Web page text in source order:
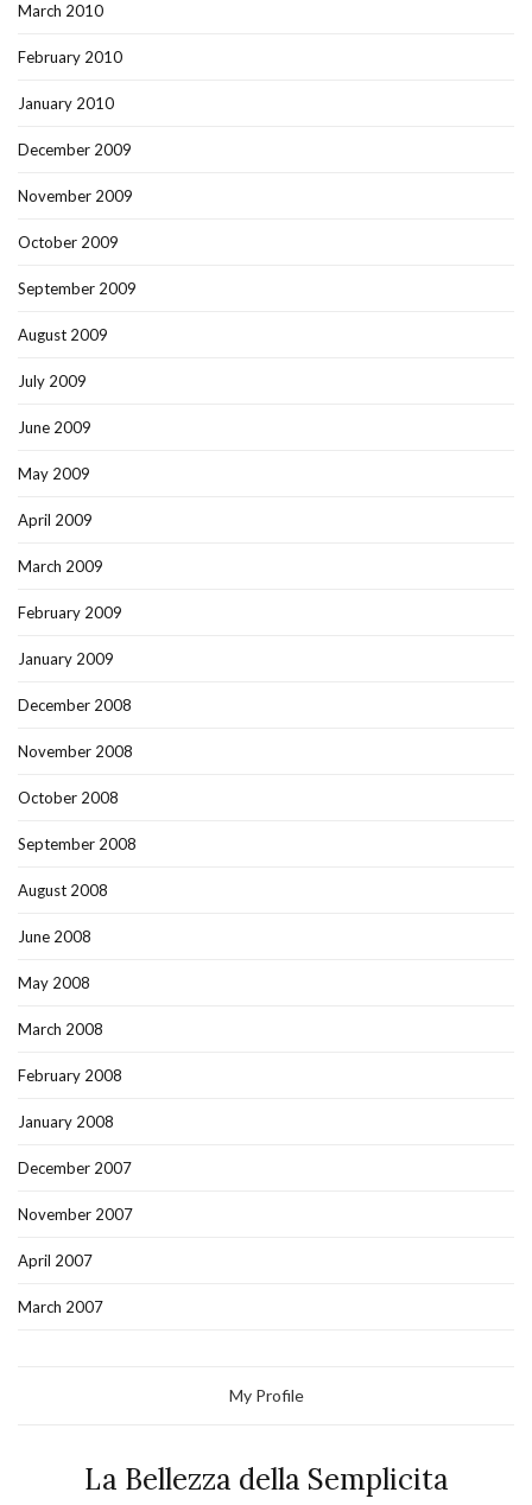
March 2010
February 2010
January 2010
December 2009
November 2009
October 2009
September 2009
August 2009
July 2009
June 2009
May 2009
April 2009
March 2009
February 2009
January 2009
December 2008
November 2008
October 2008
September 2008
August 2008
June 2008
May 2008
March 2008
February 2008
January 2008
December 2007
November 2007
April 2007
March 2007
My Profile
La Bellezza della Semplicita